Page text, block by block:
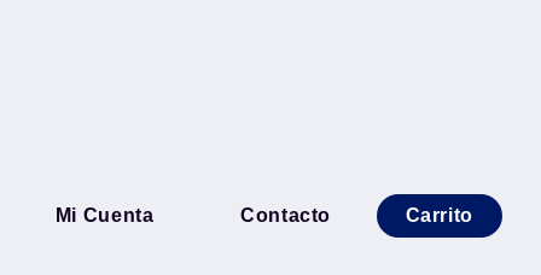
Mi Cuenta Contacto Carrito
TAMBOR NEGRO ALTO -